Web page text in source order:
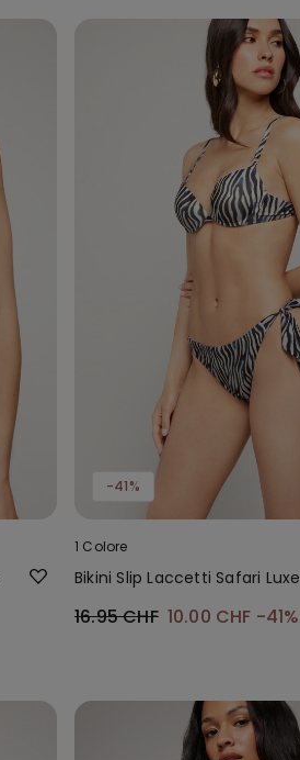
-41%
1 Colore
Bikini Slip Laccetti Safari Luxe
16.95 CHF 10.00 CHF -41%